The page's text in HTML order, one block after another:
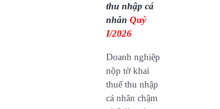
thu nhập cá
nhân Quý
I/2026
Doanh nghiệp
nộp tờ khai
thuế thu nhập
cá nhân chậm